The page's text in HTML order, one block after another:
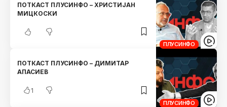
ПЛУСИНФО
ПОТКАСТ ПЛУСИНФО – ХРИСТИЈАН
МИЦКОСКИ
ПЛУСИНФО
ПОТКАСТ ПЛУСИНФО – ДИМИТАР
АПАСИЕВ
1